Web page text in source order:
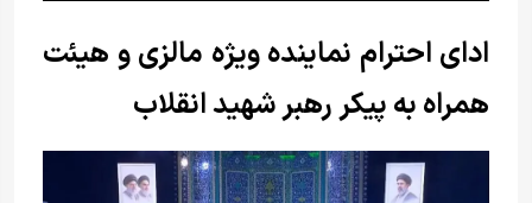
ادای احترام نماینده ویژه مالزی و هیئت
همراه به پیکر رهبر شهید انقلاب